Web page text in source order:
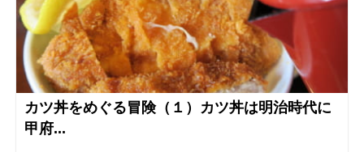
カツ丼をめぐる冒険（１）カツ丼は明治時代に
甲府...